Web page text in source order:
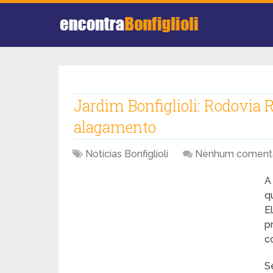
Jardim Bonfiglioli: Rodovia
alagamento
Notícias Bonfiglioli Nenhum